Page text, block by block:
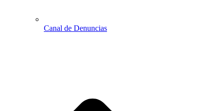
Canal de Denuncias